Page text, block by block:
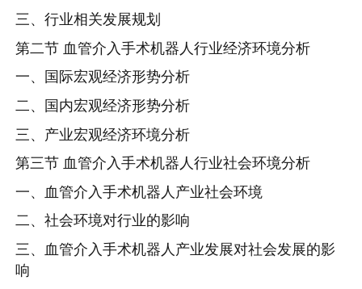
三、行业相关发展规划
第二节 血管介入手术机器人行业经济环境分析
一、国际宏观经济形势分析
二、国内宏观经济形势分析
三、产业宏观经济环境分析
第三节 血管介入手术机器人行业社会环境分析
一、血管介入手术机器人产业社会环境
二、社会环境对行业的影响
三、血管介入手术机器人产业发展对社会发展的影
响